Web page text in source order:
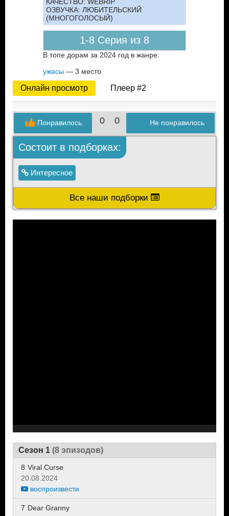
ОЗВУЧКА: ЛЮБИТЕЛЬСКИЙ
(МНОГОГОЛОСЫЙ)
1-8 Серия из 8
В топе дорам за 2024 год в жанре:
ужасы — 3 место
Онлайн просмотр Плеер #2
0 0 Не понравилось
Понравилось
Состоит в подборках:
Интересное
Все наши подборки
Сезон 1 (8 эпизодов)
8 Viral Curse
20.08.2024
воспроизвести
7 Dear Granny